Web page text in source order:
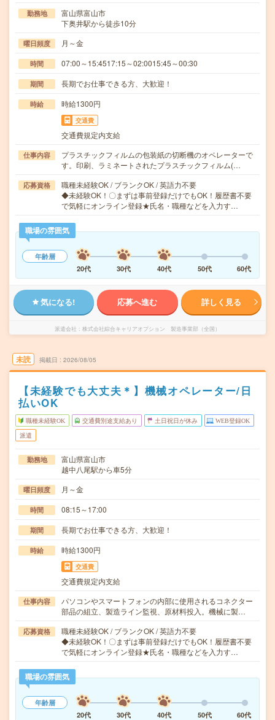
勤務地
富山県富山市
下奥井駅から徒歩10分
曜日頻度 月～金
時間 07:00～15:4517:15～02:0015:45～00:30
期間 長期でお仕事できる方、大歓迎！
時給 時給1300円
交通費
交通費規定内支給
仕事内容
プラスチックフィルムの包装紙の切断機のオペレーターで
す。印刷、ラミネートされたプラスチックフィルム(…
応募資格
職種未経験OK / ブランクOK / 英語力不要
◆未経験OK！〇まずは事前登録だけでもOK！履歴書不要
で気軽にオンライン登録★氏名・職種などを入力す…
職場の雰囲気
年齢層
20代
30代 40代 50代 60代
気になる! 応募へ進む 詳しく見る
派遣会社 株式会社綜合キャリアオプション 製造事業部（全国）
未読 掲載日 2026/08/05
【未経験でも大丈夫＊】機械オペレーター/日
払いOK
職種未経験OK 交通費別途支給あり 土日祝日が休み WEB登録OK
派遣
勤務地
富山県富山市
越中八尾駅から車5分
曜日頻度 月～金
時間 08:15～17:00
期間 長期でお仕事できる方、大歓迎！
時給 時給1300円
交通費
交通費規定内支給
仕事内容
パソコンやスマートフォンの内部に使用されるコネクター
部品の組立、製造ライン監視、原材料投入。機械に製…
応募資格
職種未経験OK / ブランクOK / 英語力不要
◆未経験OK！〇まずは事前登録だけでもOK！履歴書不要
で気軽にオンライン登録★氏名・職種などを入力す…
職場の雰囲気
年齢層
20代
30代 40代 50代 60代